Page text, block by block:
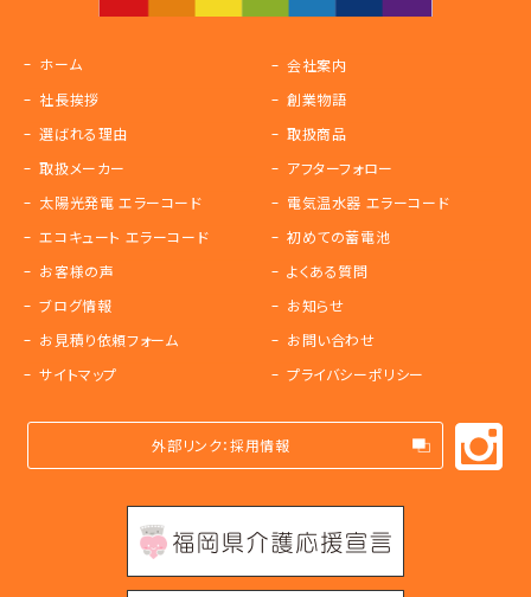
ホーム
会社案内
社長挨拶
創業物語
選ばれる理由
取扱商品
取扱メーカー
アフターフォロー
太陽光発電 エラーコード
電気温水器 エラーコード
エコキュート エラーコード
初めての蓄電池
お客様の声
よくある質問
ブログ情報
お知らせ
お見積り依頼フォーム
お問い合わせ
サイトマップ
プライバシーポリシー
外部リンク：採用情報